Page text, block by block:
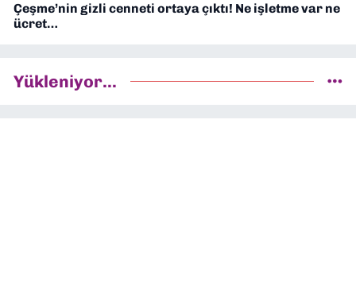
Çeşme’nin gizli cenneti ortaya çıktı! Ne işletme var ne
ücret…
Yükleniyor...